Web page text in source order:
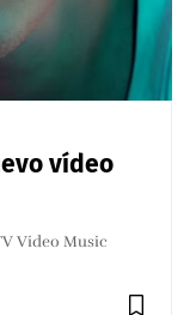
vídeo
Video Music